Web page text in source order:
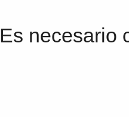
Es necesario